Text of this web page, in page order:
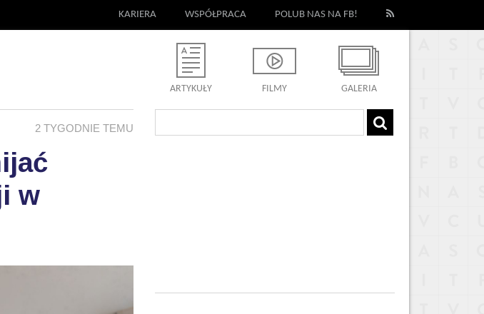
KARIERA WSPÓŁPRACA POLUB NAS NA FB!
ARTYKUŁY FILMY GALERIA
2 TYGODNIE TEMU
w